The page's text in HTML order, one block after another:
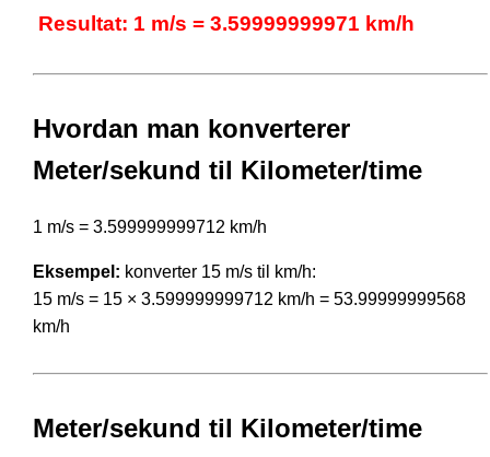
Resultat: 1 m/s = 3.59999999971 km/h
Hvordan man konverterer
Meter/sekund til Kilometer/time
1 m/s = 3.599999999712 km/h
Eksempel: konverter 15 m/s til km/h:
15 m/s = 15 × 3.599999999712 km/h = 53.99999999568
km/h
Meter/sekund til Kilometer/time